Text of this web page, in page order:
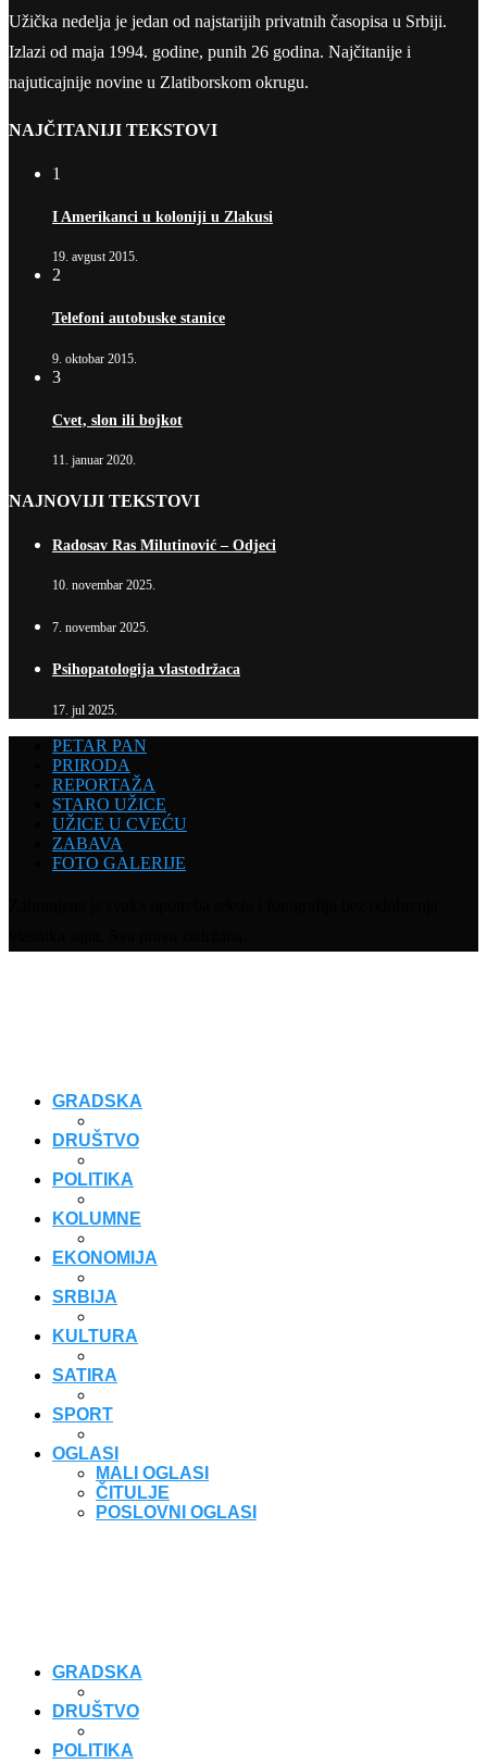
Užička nedelja je jedan od najstarijih privatnih časopisa u Srbiji.
Izlazi od maja 1994. godine, punih 26 godina. Najčitanije i
najuticajnije novine u Zlatiborskom okrugu.
NAJČITANIJI TEKSTOVI
1
I Amerikanci u koloniji u Zlakusi
19. avgust 2015.
2
Telefoni autobuske stanice
9. oktobar 2015.
3
Cvet, slon ili bojkot
11. januar 2020.
NAJNOVIJI TEKSTOVI
Radosav Ras Milutinović – Odjeci
10. novembar 2025.
7. novembar 2025.
Psihopatologija vlastodržaca
17. jul 2025.
PETAR PAN
PRIRODA
REPORTAŽA
STARO UŽICE
UŽICE U CVEĆU
ZABAVA
FOTO GALERIJE
GRADSKA
DRUŠTVO
POLITIKA
KOLUMNE
EKONOMIJA
SRBIJA
KULTURA
SATIRA
SPORT
OGLASI
MALI OGLASI
ČITULJE
POSLOVNI OGLASI
GRADSKA
DRUŠTVO
POLITIKA